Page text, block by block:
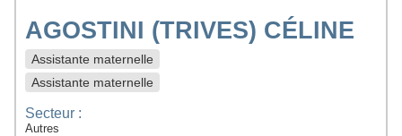
AGOSTINI (TRIVES) CÉLINE
Assistante maternelle
Assistante maternelle
Secteur :
Autres